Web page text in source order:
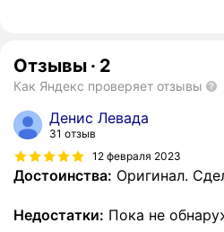
Отзывы · 2
Как Яндекс проверяет отзывы
Денис Левада
31 отзыв
12 февраля 2023
Достоинства: Оригинал.
Недостатки: Пока не